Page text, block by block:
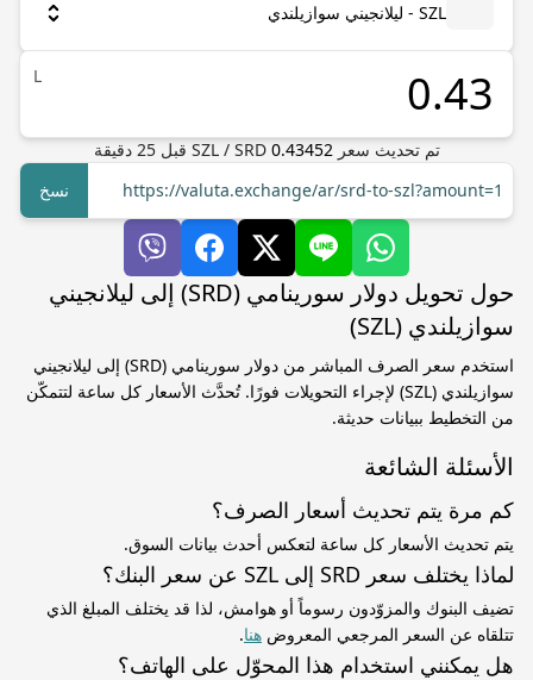
SZL - ليلانجيني سوازيلندي
L
تم تحديث سعر SZL/ SRD 0.43452 قبل25 دقيقة
https://valuta.exchange/ar/srd-to-szl?amount=1
نسخ
حول تحويل دولار سورينامي (SRD) إلى ليلانجيني
سوازيلندي (SZL)
استخدم سعر الصرف المباشر من دولار سورينامي (SRD) إلى ليلانجيني
سوازيلندي (SZL) لإجراء التحويلات فورًا. تُحدَّث الأسعار كل ساعة لتتمكّن
من التخطيط ببيانات حديثة.
الأسئلة الشائعة
كم مرة يتم تحديث أسعار الصرف؟
يتم تحديث الأسعار كل ساعة لتعكس أحدث بيانات السوق.
لماذا يختلف سعر SRD إلى SZL عن سعر البنك؟
تضيف البنوك والمزوّدون رسوماً أو هوامش، لذا قد يختلف المبلغ الذي
تتلقاه عن السعر المرجعي المعروض هنا.
هل يمكنني استخدام هذا المحوّل على الهاتف؟